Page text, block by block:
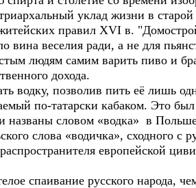
уклад жизни в
правил XVI в.
вина веселия ради, а не для
людям самим варить пиво и
дохода.
водку, позволив пить её лишь
по-татарски кабаком. Это
словом «водка» в
слова «водичка», сходного с
европейской
спаивание русского народа,